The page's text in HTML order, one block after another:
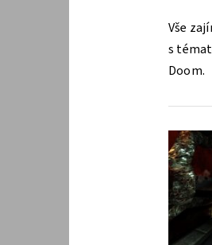
Vše
s
Doom.